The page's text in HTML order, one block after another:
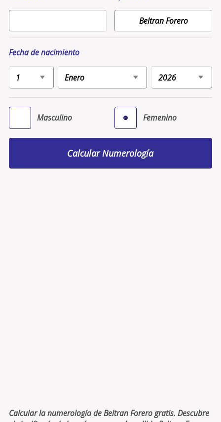
Fecha de nacimiento
Masculino Femenino
Calcular la numerología de Beltran Forero gratis. Descubre